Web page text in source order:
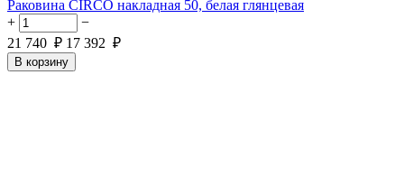
Раковина CIRCO накладная 50, белая глянцевая
+
−
21 740 ₽ 17 392 ₽
В корзину